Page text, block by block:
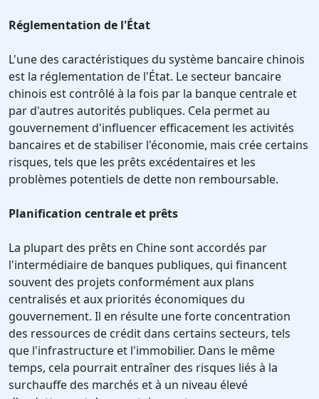
Réglementation de l'État
L'une des caractéristiques du système bancaire chinois
est la réglementation de l'État. Le secteur bancaire
chinois est contrôlé à la fois par la banque centrale et
par d'autres autorités publiques. Cela permet au
gouvernement d'influencer efficacement les activités
bancaires et de stabiliser l'économie, mais crée certains
risques, tels que les prêts excédentaires et les
problèmes potentiels de dette non remboursable.
Planification centrale et prêts
La plupart des prêts en Chine sont accordés par
l'intermédiaire de banques publiques, qui financent
souvent des projets conformément aux plans
centralisés et aux priorités économiques du
gouvernement. Il en résulte une forte concentration
des ressources de crédit dans certains secteurs, tels
que l'infrastructure et l'immobilier. Dans le même
temps, cela pourrait entraîner des risques liés à la
surchauffe des marchés et à un niveau élevé